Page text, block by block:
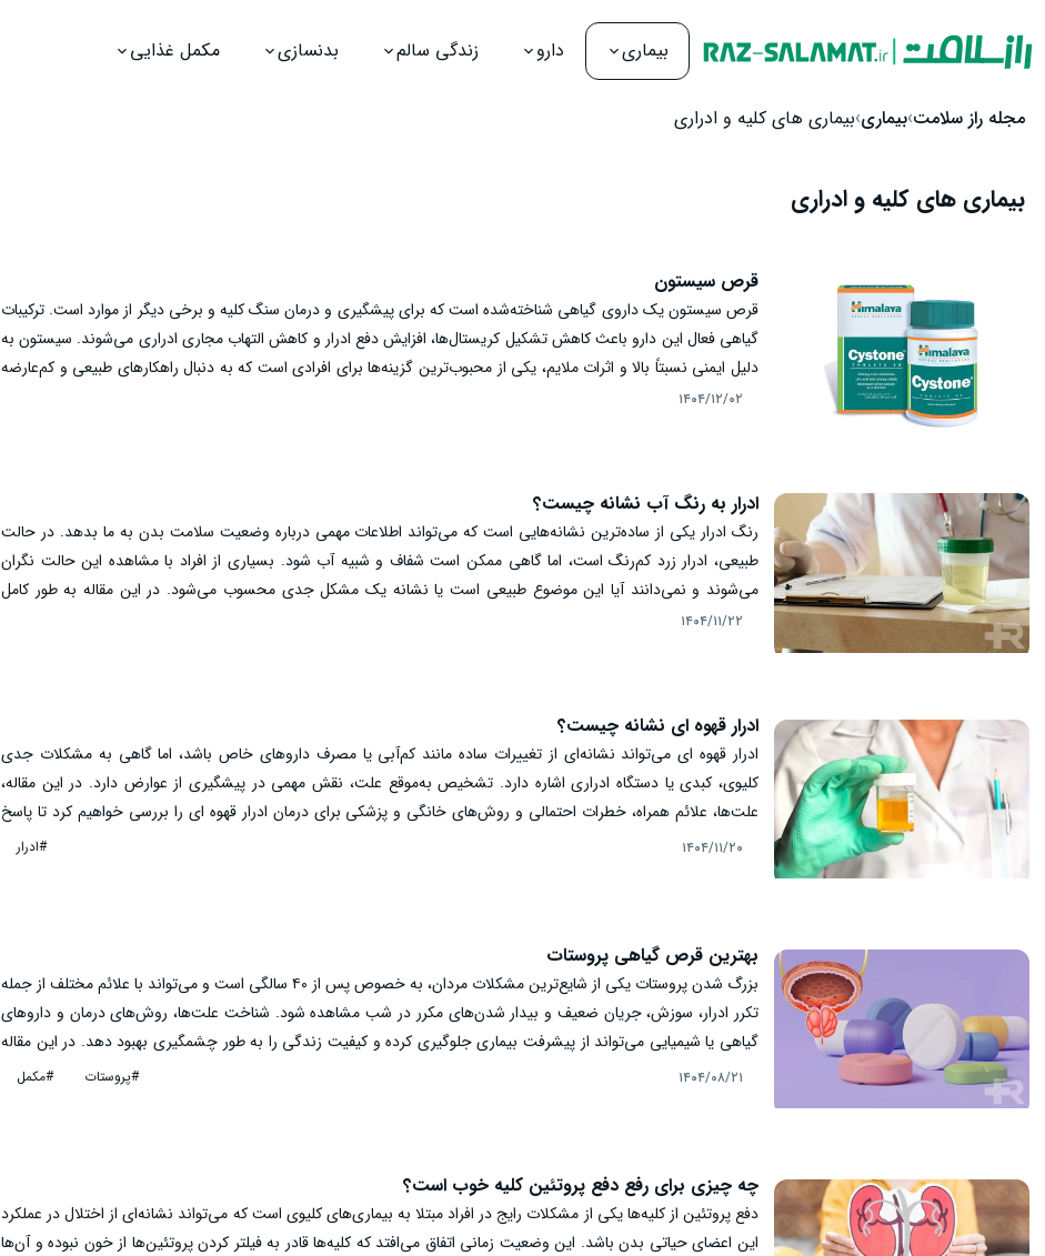
پرش به محتوا
بیماری دارو زندگی سالم بدنسازی مکمل غذایی
مجله راز سلامت بیماری بیماری‌ های کلیه و ادراری
بیماری‌ های کلیه و ادراری
قرص سیستون
قرص سیستون یک داروی گیاهی شناخته‌شده است که برای پیشگیری و درمان سنگ کلیه و برخی دیگر از موارد است. ترکیبات
گیاهی فعال این دارو باعث کاهش تشکیل کریستال‌ها، افزایش دفع ادرار و کاهش التهاب مجاری ادراری می‌شوند. سیستون به
دلیل ایمنی نسبتاً بالا و اثرات ملایم، یکی از محبوب‌ترین گزینه‌ها برای افرادی است که به دنبال راهکارهای طبیعی و کم‌عارضه
برای سلامت کلیه و مجاری ادراری هستند.
۱۴۰۴/۱۲/۰۲
ادرار به رنگ آب نشانه چیست؟
رنگ ادرار یکی از ساده‌ترین نشانه‌هایی است که می‌تواند اطلاعات مهمی درباره وضعیت سلامت بدن به ما بدهد. در حالت
طبیعی، ادرار زرد کم‌رنگ است، اما گاهی ممکن است شفاف و شبیه آب شود. بسیاری از افراد با مشاهده این حالت نگران
می‌شوند و نمی‌دانند آیا این موضوع طبیعی است یا نشانه یک مشکل جدی محسوب می‌شود. در این مقاله به طور کامل
بررسی می‌کنیم ادرار به رنگ آب نشانه چیست و چه زمانی نیاز به پیگیری پزشکی دارد.
۱۴۰۴/۱۱/۲۲
ادرار قهوه ای نشانه چیست؟
ادرار قهوه ای می‌تواند نشانه‌ای از تغییرات ساده مانند کم‌آبی یا مصرف داروهای خاص باشد، اما گاهی به مشکلات جدی
کلیوی، کبدی یا دستگاه ادراری اشاره دارد. تشخیص به‌موقع علت، نقش مهمی در پیشگیری از عوارض دارد. در این مقاله،
علت‌ها، علائم همراه، خطرات احتمالی و روش‌های خانگی و پزشکی برای درمان ادرار قهوه ای را بررسی خواهیم کرد تا پاسخ
همه پرسش‌های شما روشن شود.
۱۴۰۴/۱۱/۲۰ #ادرار
بهترین قرص گیاهی پروستات
بزرگ شدن پروستات یکی از شایع‌ترین مشکلات مردان، به خصوص پس از ۴۰ سالگی است و می‌تواند با علائم مختلف از جمله
تکرر ادرار، سوزش، جریان ضعیف و بیدار شدن‌های مکرر در شب مشاهده شود. شناخت علت‌ها، روش‌های درمان و داروهای
گیاهی یا شیمیایی می‌تواند از پیشرفت بیماری جلوگیری کرده و کیفیت زندگی را به طور چشمگیری بهبود دهد. در این مقاله
تلاش کرده‌ایم بهترین داروها، مکمل‌های گیاهی، روش‌های درمان و پرسش‌های رایج درباره سلامت پروستات (بهترین قرص
۱۴۰۴/۰۸/۲۱ #پروستات #مکمل
چه چیزی برای رفع دفع پروتئین کلیه خوب است؟
دفع پروتئین از کلیه‌ها یکی از مشکلات رایج در افراد مبتلا به بیماری‌های کلیوی است که می‌تواند نشانه‌ای از اختلال در عملکرد
این اعضای حیاتی بدن باشد. این وضعیت زمانی اتفاق می‌افتد که کلیه‌ها قادر به فیلتر کردن پروتئین‌ها از خون نبوده و آن‌ها